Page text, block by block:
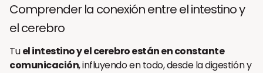
Comprender la conexión entre el intestino y
el cerebro
Tuel intestino y el cerebro están en constante
comunicación, influyendo en todo, desde la digestión y